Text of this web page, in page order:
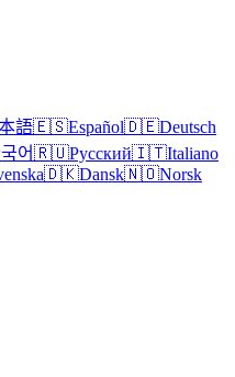
語🇪🇸Español🇩🇪Deutsch
어🇷🇺Русский🇮🇹Italiano
🇩🇰Dansk🇳🇴Norsk